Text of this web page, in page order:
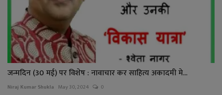
जन्मदिन (30 मई) पर विशेष : नावाचार कर साहित्य अकादमी मे...
Niraj Kumar Shukla May 30, 2024 0